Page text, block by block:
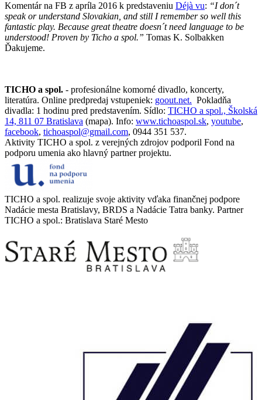
Komentár na FB z apríla 2016 k predstaveniu Déjà vu: “I don´t
speak or understand Slovakian, and still I remember so well this
fantastic play. Because great theatre doesn´t need language to be
understood! Proven by Ticho a spol.” Tomas K. Solbakken
Ďakujeme.
TICHO a spol. - profesionálne komorné divadlo, koncerty,
literatúra. Online predpredaj vstupeniek: goout.net. Pokladňa
divadla: 1 hodinu pred predstavením. Sídlo: TICHO a spol., Školská
14, 811 07 Bratislava (mapa). Info: www.tichoaspol.sk, youtube,
facebook, tichoaspol@gmail.com, 0944 351 537.
Aktivity TICHO a spol. z verejných zdrojov podporil Fond na
podporu umenia ako hlavný partner projektu.
TICHO a spol. realizuje svoje aktivity vďaka finančnej podpore
Nadácie mesta Bratislavy, BRDS a Nadácie Tatra banky. Partner
TICHO a spol.: Bratislava Staré Mesto